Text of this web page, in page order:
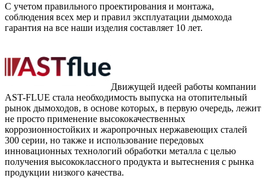
С учетом правильного проектирования и монтажа,
соблюдения всех мер и правил эксплуатации дымохода
гарантия на все наши изделия составляет 10 лет.
Движущей идеей работы компании
AST-FLUE стала необходимость выпуска на отопительный
рынок дымоходов, в основе которых, в первую очередь, лежит
не просто применение высококачественных
коррозионностойких и жаропрочных нержавеющих сталей
300 серии, но также и использование передовых
инновационных технологий обработки металла с целью
получения высококлассного продукта и вытеснения с рынка
продукции низкого качества.